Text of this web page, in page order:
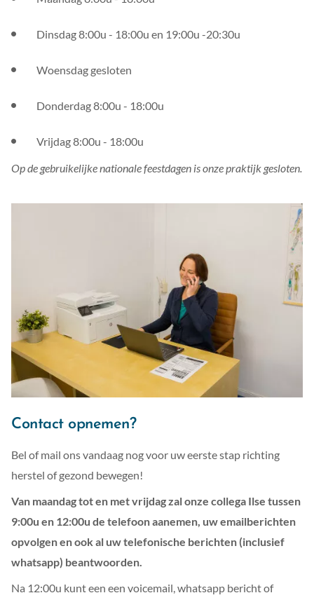
Dinsdag 8:00u - 18:00u en 19:00u -20:30u
Woensdag gesloten
Donderdag 8:00u - 18:00u
Vrijdag 8:00u - 18:00u
Op de gebruikelijke nationale feestdagen is onze praktijk gesloten.
Contact opnemen?
Bel of mail ons vandaag nog voor uw eerste stap richting
herstel of gezond bewegen!
Van maandag tot en met vrijdag zal onze collega Ilse tussen
9:00u en 12:00u de telefoon aanemen, uw emailberichten
opvolgen en ook al uw telefonische berichten (inclusief
whatsapp) beantwoorden.
Na 12:00u kunt een een voicemail, whatsapp bericht of